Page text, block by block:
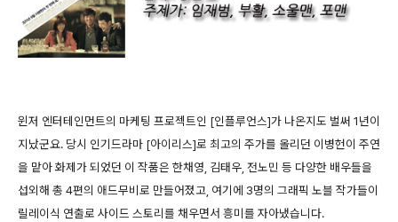
윈저 엔터테인먼트의 마케팅 프로젝트인 [인플루언스]가 나온지도 벌써 1년이
지났군요. 당시 인기드라마 [아이리스]로 최고의 주가를 올리던 이병헌이 주연
을 맡아 화제가 되었던 이 작품은 한채영, 김태우, 전노민 등 다양한 배우들을
섭외해 총 4편의 애드무비로 만들어졌고, 여기에 3명의 그래픽 노블 작가들이
릴레이식 연출로 사이드 스토리를 채우면서 흥미를 자아냈습니다.